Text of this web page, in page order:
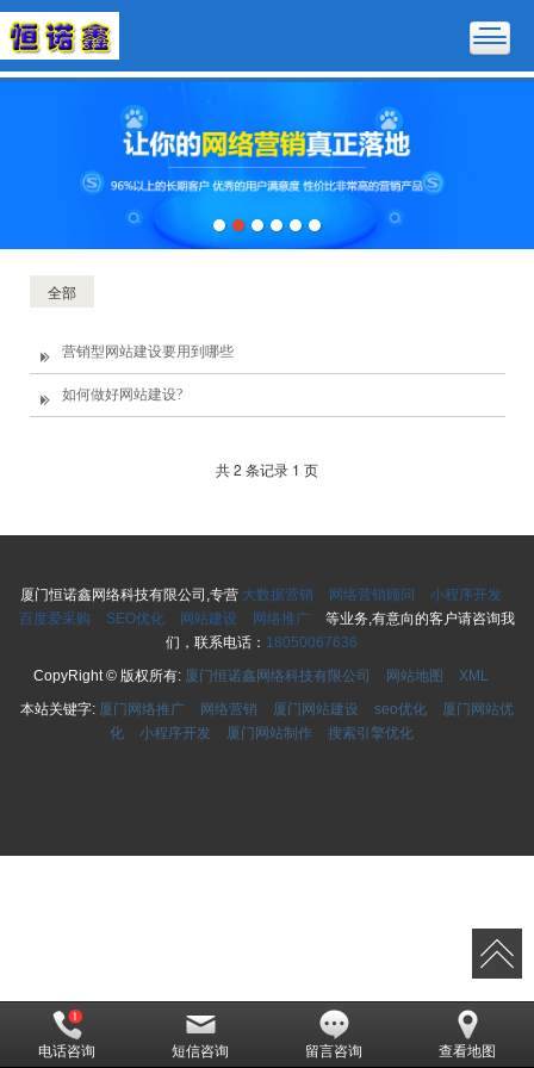
全部
营销型网站建设要用到哪些
如何做好网站建设?
共 2 条记录 1 页
厦门恒诺鑫网络科技有限公司,专营 大数据营销 网络营销顾问
小程序开发
百度爱采购
SEO优化 网站建设 网络推广
等业务,有意向的客户请咨询我
们，联系电话： 18050067636
CopyRight © 版权所有: 厦门恒诺鑫网络科技有限公司 网站地图
XML
本站关键字: 厦门网络推广 网络营销 厦门网站建设 seo优化
厦门网站优
化
小程序开发 厦门网站制作 搜索引擎优化
电话咨询 短信咨询 留言咨询 查看地图